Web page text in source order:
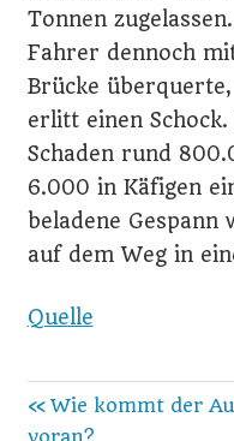
Tonnen
Fahrer dennoch
Brücke
erlitt einen
Schaden rund
6.000 in Käfigen
beladene Gespann
auf dem Weg in
Quelle
Vorheriger
Beitrag:
Wie kommt der